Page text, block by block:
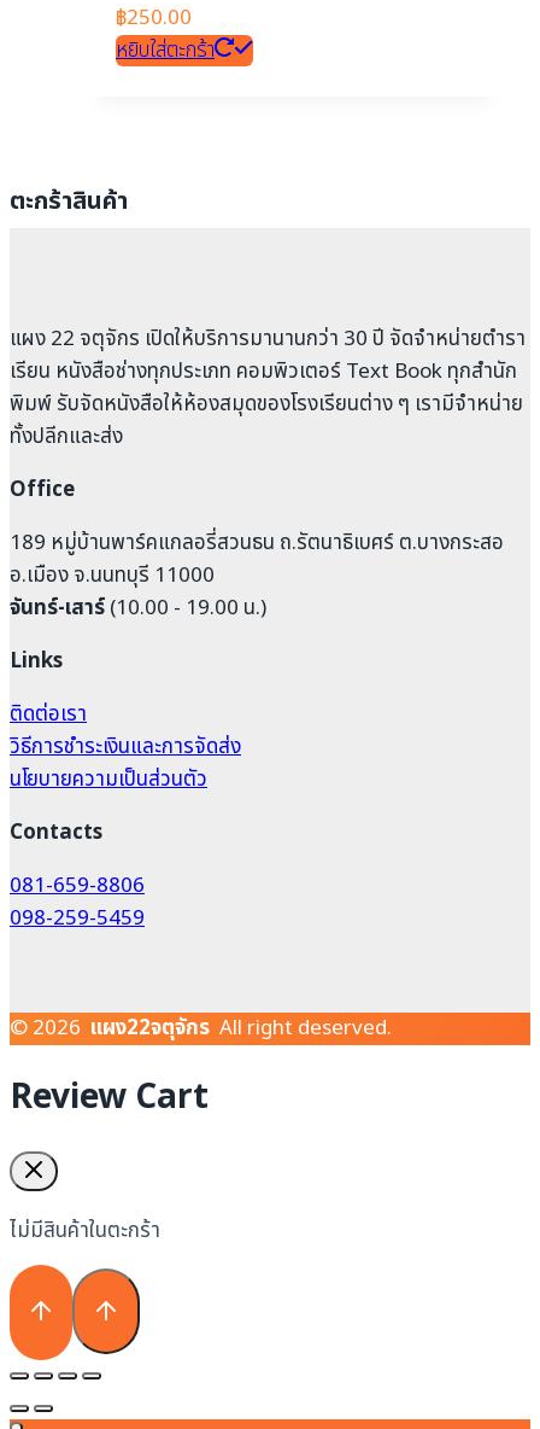
฿250.00
หยิบใส่ตะกร้า
ตะกร้าสินค้า
แผง 22 จตุจักร เปิดให้บริการมานานกว่า 30 ปี จัดจำหน่ายตำรา
เรียน หนังสือช่างทุกประเภท คอมพิวเตอร์ Text Book ทุกสำนัก
พิมพ์ รับจัดหนังสือให้ห้องสมุดของโรงเรียนต่าง ๆ เรามีจำหน่าย
ทั้งปลีกและส่ง
Office
189 หมู่บ้านพาร์คแกลอรี่สวนธน ถ.รัตนาธิเบศร์ ต.บางกระสอ
อ.เมือง จ.นนทบุรี 11000
จันทร์-เสาร์(10.00 - 19.00 น.)
Links
ติดต่อเรา
วิธีการชำระเงินและการจัดส่ง
นโยบายความเป็นส่วนตัว
Contacts
081-659-8806
098-259-5459
© 2026 แผง22จตุจักร All right deserved.
Review Cart
ไม่มีสินค้าในตะกร้า